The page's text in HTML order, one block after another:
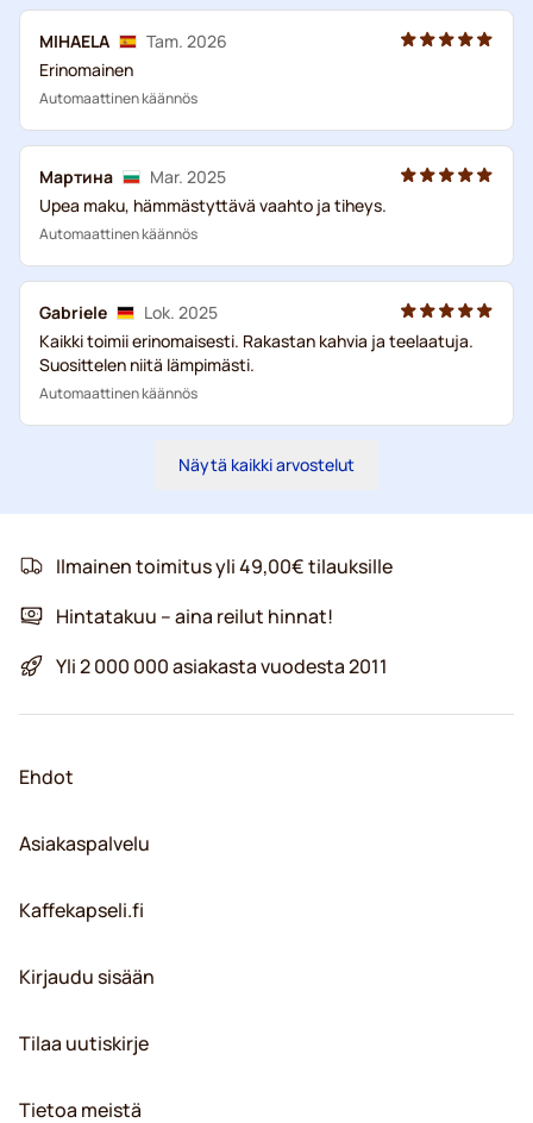
MIHAELA
Tam. 2026
Erinomainen
Automaattinen käännös
Мартина
Mar. 2025
Upea maku, hämmästyttävä vaahto ja tiheys.
Automaattinen käännös
Gabriele
Lok. 2025
Kaikki toimii erinomaisesti. Rakastan kahvia ja teelaatuja.
Suosittelen niitä lämpimästi.
Automaattinen käännös
Näytä kaikki arvostelut
Ilmainen toimitus yli 49,00€ tilauksille
Hintatakuu – aina reilut hinnat!
Yli 2 000 000 asiakasta vuodesta 2011
Ehdot
Asiakaspalvelu
Kaffekapseli.fi
Kirjaudu sisään
Tilaa uutiskirje
Tietoa meistä